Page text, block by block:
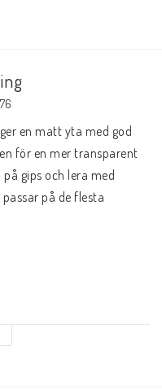
en matt yta med god
för en mer transparent
gips och lera med
på de flesta
ett  ART/PVA Medium för